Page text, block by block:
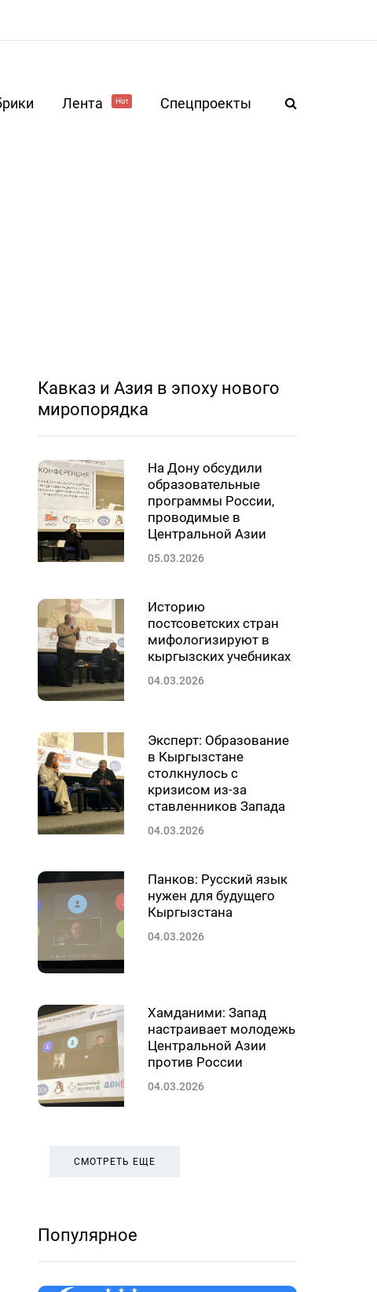
Лента Hot Спецпроекты
Кавказ и Азия в эпоху нового
миропорядка
На Дону обсудили
образовательные
программы России,
проводимые в
Центральной Азии
05.03.2026
Историю
постсоветских стран
мифологизируют в
кыргызских учебниках
04.03.2026
Эксперт: Образование
в Кыргызстане
столкнулось с
кризисом из-за
ставленников Запада
04.03.2026
Панков: Русский язык
нужен для будущего
Кыргызстана
04.03.2026
Хамданими: Запад
настраивает молодежь
Центральной Азии
против России
04.03.2026
СМОТРЕТЬ ЕЩЕ
Популярное